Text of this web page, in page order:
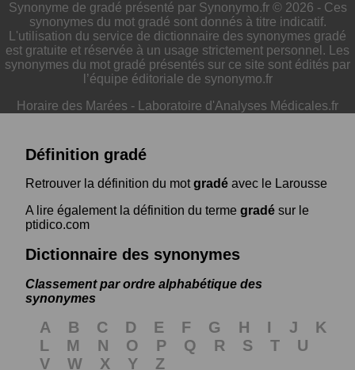
Synonyme de gradé présenté par Synonymo.fr © 2026 - Ces
synonymes du mot gradé sont donnés à titre indicatif.
L'utilisation du service de dictionnaire des synonymes gradé
est gratuite et réservée à un usage strictement personnel. Les
synonymes du mot gradé présentés sur ce site sont édités par
l’équipe éditoriale de synonymo.fr
Horaire des Marées - Laboratoire d'Analyses Médicales.fr
Définition gradé
Retrouver la définition du motgradé avec le Larousse
A lire également la définition du terme gradé sur le
ptidico.com
Dictionnaire des synonymes
Classement par ordre alphabétique des
synonymes
A B C D E F G H I J
K
L
M N O P Q R S T
U
V
W X Y Z